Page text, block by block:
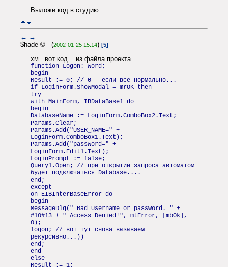
Выложи код в студию
← →
$hade © (2002-01-25 15:14) [5]
хм...вот код... из файла проекта...
function Logon: word;
begin
Result := 0; // 0 - если все нормально...
if LoginForm.ShowModal = mrOK then
try
with MainForm, IBDataBase1 do
begin
DatabaseName := LoginForm.ComboBox2.Text;
Params.Clear;
Params.Add("USER_NAME=" +
LoginForm.ComboBox1.Text);
Params.Add("password=" +
LoginForm.Edit1.Text);
LoginPrompt := false;
Query1.Open; // при открытии запроса автоматом
будет подключаться Database....
end;
except
on EIBInterBaseError do
begin
MessageDlg(" Bad Username or password. " +
#10#13 + " Access Denied!", mtError, [mbOk],
0);
logon; // вот тут снова вызываем
рекурсивно...))
end;
end
else
Result := 1;